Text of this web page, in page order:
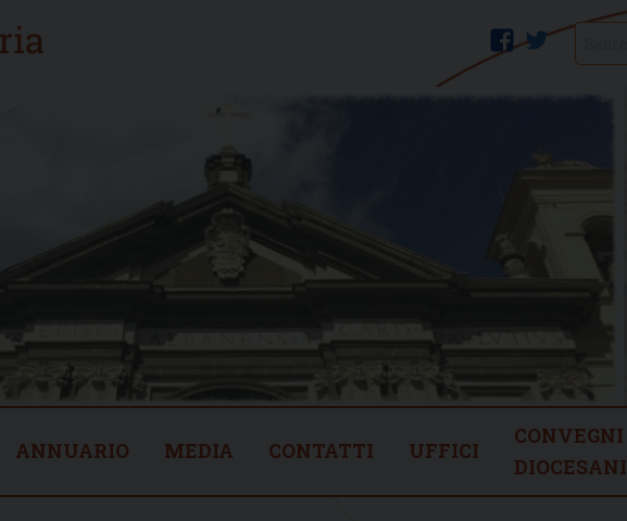
twitter
facebook
ANNUARIO MEDIA CONTATTI UFFICI
CONVEGNI
DIOCESANI